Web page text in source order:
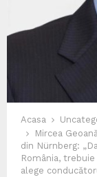
Acasa
Mircea
din Nürnberg:
România,
alege